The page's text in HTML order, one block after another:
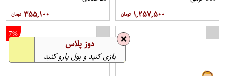
۱,۲۵۷,۵۰۰ ۳۵۵,۱۰۰
7% ❌ دوز پلاس
بازی کنید و پول پارو کنید